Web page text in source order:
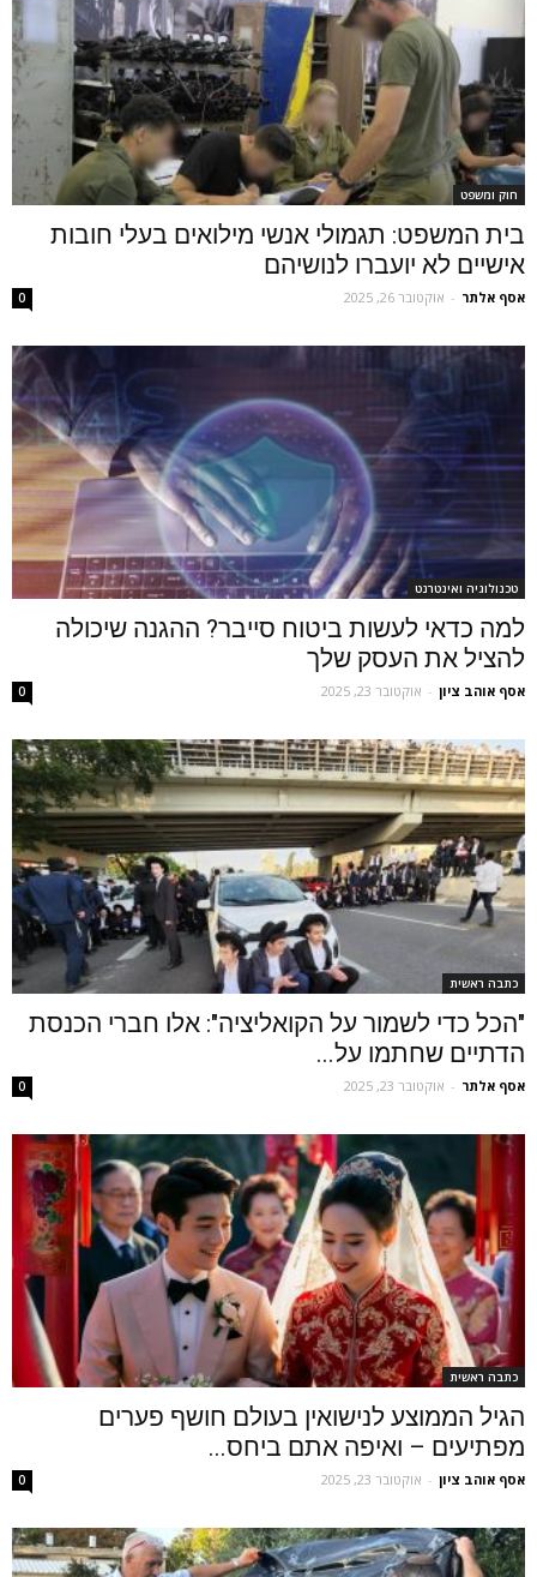
חוק ומשפט
בית המשפט: תגמולי אנשי מילואים בעלי חובות
אישיים לא יועברו לנושיהם
אסף אלתר - אוקטובר 26, 2025 0
טכנולוגיה ואינטרנט
למה כדאי לעשות ביטוח סייבר? ההגנה שיכולה
להציל את העסק שלך
אסף אוהב ציון - אוקטובר 23, 2025 0
כתבה ראשית
"הכל כדי לשמור על הקואליציה": אלו חברי הכנסת
הדתיים שחתמו על...
אסף אלתר - אוקטובר 23, 2025 0
כתבה ראשית
הגיל הממוצע לנישואין בעולם חושף פערים
מפתיעים – ואיפה אתם ביחס...
אסף אוהב ציון - אוקטובר 23, 2025 0